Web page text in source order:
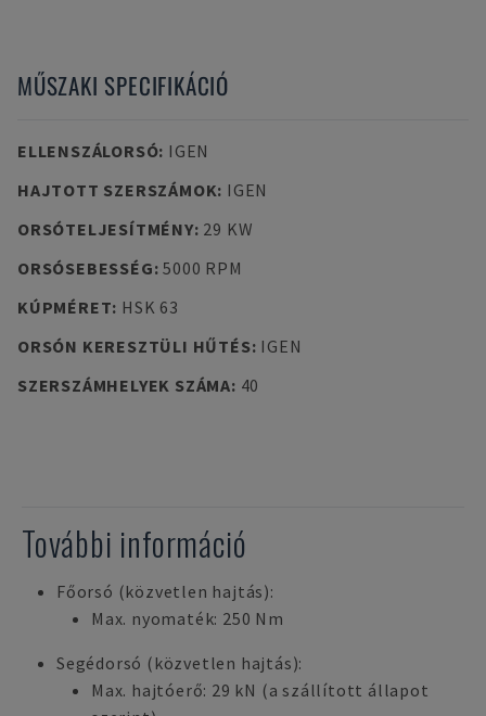
MŰSZAKI SPECIFIKÁCIÓ
ELLENSZÁLORSÓ: IGEN
HAJTOTT SZERSZÁMOK: IGEN
ORSÓTELJESÍTMÉNY: 29 KW
ORSÓSEBESSÉG:5000 RPM
KÚPMÉRET: HSK 63
ORSÓN KERESZTÜLI HŰTÉS: IGEN
SZERSZÁMHELYEK SZÁMA: 40
További információ
Főorsó (közvetlen hajtás):
Max. nyomaték: 250 Nm
Segédorsó (közvetlen hajtás):
Max. hajtóerő: 29 kN (a szállított állapot